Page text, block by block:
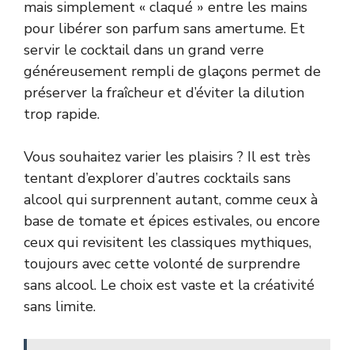
mais simplement « claqué » entre les mains
pour libérer son parfum sans amertume. Et
servir le cocktail dans un grand verre
généreusement rempli de glaçons permet de
préserver la fraîcheur et d’éviter la dilution
trop rapide.
Vous souhaitez varier les plaisirs ? Il est très
tentant d’explorer d’autres cocktails sans
alcool qui surprennent autant, comme ceux à
base de tomate et épices estivales, ou encore
ceux qui revisitent les classiques mythiques,
toujours avec cette volonté de surprendre
sans alcool. Le choix est vaste et la créativité
sans limite.